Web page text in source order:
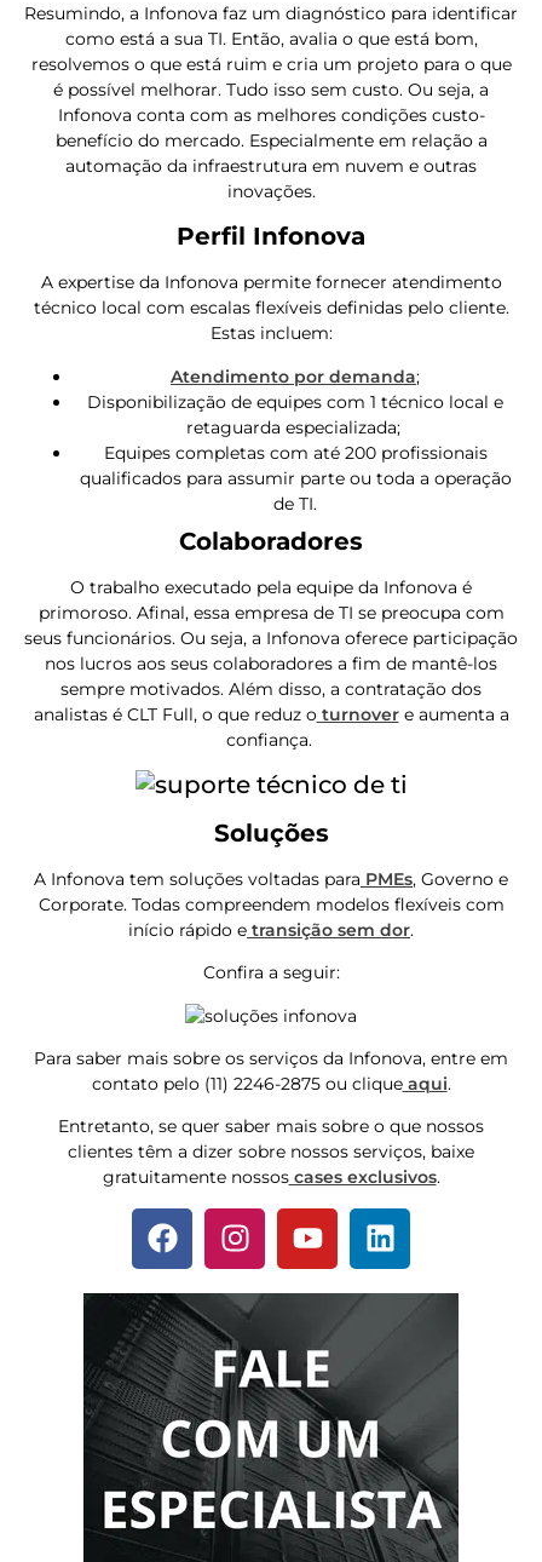
Resumindo, a Infonova faz um diagnóstico para identificar
como está a sua TI. Então, avalia o que está bom,
resolvemos o que está ruim e cria um projeto para o que
é possível melhorar. Tudo isso sem custo. Ou seja, a
Infonova conta com as melhores condições custo-
benefício do mercado. Especialmente em relação a
automação da infraestrutura em nuvem e outras
inovações.
Perfil Infonova
A expertise da Infonova permite fornecer atendimento
técnico local com escalas flexíveis definidas pelo cliente.
Estas incluem:
Atendimento por demanda;
Disponibilização de equipes com 1 técnico local e
retaguarda especializada;
Equipes completas com até 200 profissionais
qualificados para assumir parte ou toda a operação
de TI.
Colaboradores
O trabalho executado pela equipe da Infonova é
primoroso. Afinal, essa empresa de TI se preocupa com
seus funcionários. Ou seja, a Infonova oferece participação
nos lucros aos seus colaboradores a fim de mantê-los
sempre motivados. Além disso, a contratação dos
analistas é CLT Full, o que reduz oturnovere aumenta a
confiança.
Soluções
A Infonova tem soluções voltadas para PMEs, Governo e
Corporate. Todas compreendem modelos flexíveis com
início rápido e transição sem dor.
Confira a seguir:
Para saber mais sobre os serviços da Infonova, entre em
contato pelo (11) 2246-2875 ou cliqueaqui.
Entretanto, se quer saber mais sobre o que nossos
clientes têm a dizer sobre nossos serviços, baixe
gratuitamente nossoscases exclusivos.